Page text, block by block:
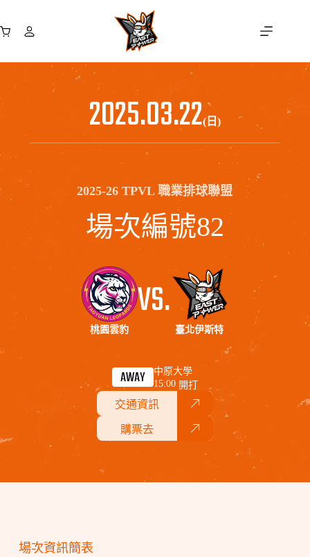
至
購
2025.03.22(日)
2025-26 TPVL 職業排球聯盟
場次編號82
桃園雲豹
VS.
臺北伊斯特
AWAY
中原大學
15:00 開打
交通資訊
購票去
場次資訊簡表